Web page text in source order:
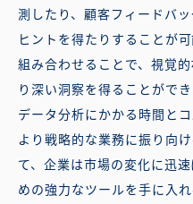
測したり、顧客フィードバ
ヒントを得たりすることが
組み合わせることで、視覚
り深い洞察を得ることがで
データ分析にかかる時間と
より戦略的な業務に振り向
て、企業は市場の変化に迅
めの強力なツールを手に入れ